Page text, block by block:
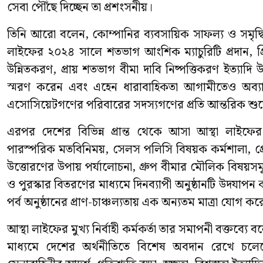
সেবা পৌঁছে দিচ্ছেন তা প্রশংসনীয়।
তিনি আরো বলেন, কোম্পানির ব্যবসায়িক সাফল্য ও
লাইফের ২০২৪ সালে শতভাগ আংশিক ম্যাচুরিটি প্রদান,
উন্নিতকরণ, প্রায় শতভাগ বীমা দাবি নিষ্পত্তিকরণ
স্মরণ করেন এবং এহেন ধারাবাহিকতা আগামীতেও
এসোসিয়েটগণের পরিবারের সদস্যগণের প্রতি আন্তরিক
এরপর দেশের বিভিন্ন প্রান্ত থেকে আসা আস্থা
পারস্পরিক মতবিনিময়, সেলস পলিসি বিষয়ক কর্মশালা,
উত্তোরণের উপায় পর্যালোচনা, গ্রুপ বীমার মৌলিক
ও পুরস্কার বিতরণের মাধ্যমে দিনব্যাপী অনুষ্ঠানটি উদযাপন
পর্ব অনুষ্ঠানের প্রাণ-চাঞ্চল্যতায় এক অন্যতম মাত্রা যোগ
আস্থা লাইফের মুখ্য নির্বাহী কর্মকর্তা তার সমাপনী বক্তব্যে
মাধ্যমে দেশের অর্থনীতিতে বিশেষ অবদান রেখে